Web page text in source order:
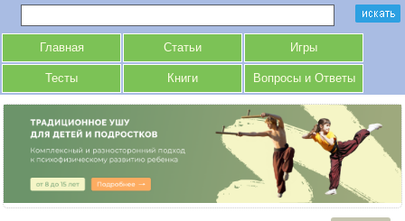
Главная Статьи Игры
Тесты Книги Вопросы и Ответы